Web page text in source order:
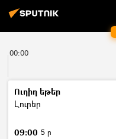
00:00
Ուղիղ եթեր
Լուրեր
09:00 5 ր